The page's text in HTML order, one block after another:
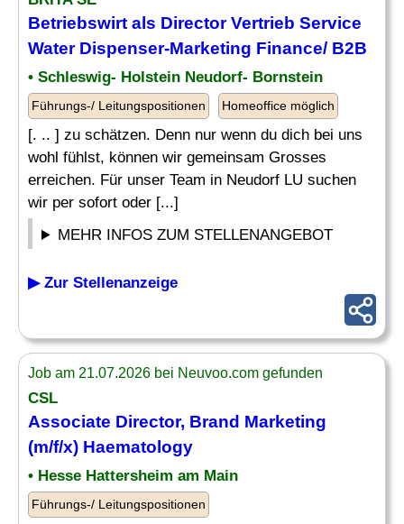
Betriebswirt als DirectorVertrieb Service
Water Dispenser-Marketing Finance/ B2B
• Schleswig- Holstein Neudorf- Bornstein
Führungs-/ Leitungspositionen Homeoffice möglich
[. .. ] zu schätzen. Denn nur wenn du dich bei uns
wohl fühlst, können wir gemeinsam Grosses
erreichen. Für unser Team in Neudorf LU suchen
wir per sofort oder [...]
MEHR INFOS ZUM STELLENANGEBOT
▶ Zur Stellenanzeige
Job am 21.07.2026 bei Neuvoo.com gefunden
CSL
Associate Director, Brand Marketing
(m/f/x) Haematology
• Hesse Hattersheim am Main
Führungs-/ Leitungspositionen